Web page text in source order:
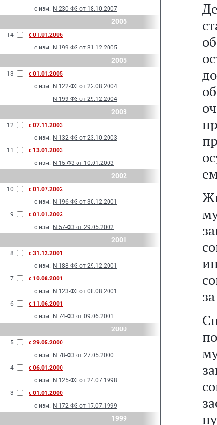
с изм. N 230-Ф3 от 18.10.2007
2006
14
с 01.01.2006
с изм. N 199-Ф3 от 31.12.2005
2005
13
с 01.01.2005
с изм. N 122-Ф3 от 22.08.2004
N 199-Ф3 от 29.12.2004
2003
12
с 07.11.2003
с изм. N 132-Ф3 от 23.10.2003
11
с 13.01.2003
с изм. N 15-Ф3 от 10.01.2003
2002
10
с 01.07.2002
с изм. N 196-Ф3 от 30.12.2001
9
с 01.01.2002
с изм. N 57-Ф3 от 29.05.2002
2001
8
с 31.12.2001
с изм. N 188-Ф3 от 29.12.2001
7
с 10.08.2001
с изм. N 123-Ф3 от 08.08.2001
6
с 11.06.2001
с изм. N 74-Ф3 от 09.06.2001
2000
5
с 29.05.2000
с изм. N 78-Ф3 от 27.05.2000
4
с 06.01.2000
с изм. N 125-Ф3 от 24.07.1998
3
с 01.01.2000
с изм. N 172-Ф3 от 17.07.1999
1999